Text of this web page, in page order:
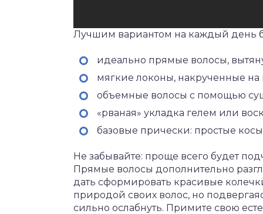
Лучшим вариантом на каждый день
идеально прямые волосы,
мягкие локоны, накрученные на
объемные волосы с помощью
«рваная» укладка гелем или
базовые прически: простые
Не забывайте: проще всего будет
Прямые волосы дополнительно
дать сформировать красивые
природой своих волос, но
сильно ослабнуть. Примите свою